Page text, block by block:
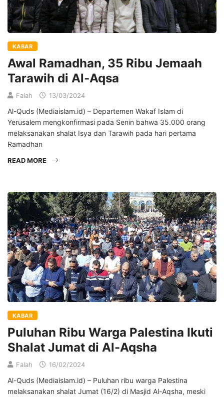
KABAR
Awal Ramadhan, 35 Ribu Jemaah
Tarawih di Al-Aqsa
Falah 13/03/2024
Al-Quds (Mediaislam.id) – Departemen Wakaf Islam di
Yerusalem mengkonfirmasi pada Senin bahwa 35.000 orang
melaksanakan shalat Isya dan Tarawih pada hari pertama
Ramadhan
READ MORE
KABAR
Puluhan Ribu Warga Palestina Ikuti
Shalat Jumat di Al-Aqsha
Falah 16/02/2024
Al-Quds (Mediaislam.id) – Puluhan ribu warga Palestina
melaksanakan shalat Jumat (16/2) di Masjid Al-Aqsha, meski